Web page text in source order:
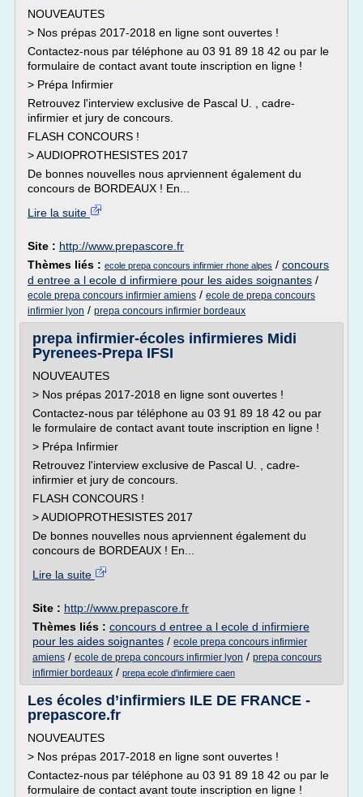
NOUVEAUTES
> Nos prépas 2017-2018 en ligne sont ouvertes !
Contactez-nous par téléphone au 03 91 89 18 42 ou par le
formulaire de contact avant toute inscription en ligne !
> Prépa Infirmier
Retrouvez l'interview exclusive de Pascal U. , cadre-
infirmier et jury de concours.
FLASH CONCOURS !
> AUDIOPROTHESISTES 2017
De bonnes nouvelles nous aprviennent également du
concours de BORDEAUX ! En...
Lire la suite
Site : http://www.prepascore.fr
Thèmes liés : ecole prepa concours infirmier rhone alpes / concours
d entree a l ecole d infirmiere pour les aides soignantes /
ecole prepa concours infirmier amiens / ecole de prepa concours
infirmier lyon / prepa concours infirmier bordeaux
prepa infirmier-écoles infirmieres Midi
Pyrenees-Prepa IFSI
NOUVEAUTES
> Nos prépas 2017-2018 en ligne sont ouvertes !
Contactez-nous par téléphone au 03 91 89 18 42 ou par
le formulaire de contact avant toute inscription en ligne !
> Prépa Infirmier
Retrouvez l'interview exclusive de Pascal U. , cadre-
infirmier et jury de concours.
FLASH CONCOURS !
> AUDIOPROTHESISTES 2017
De bonnes nouvelles nous aprviennent également du
concours de BORDEAUX ! En...
Lire la suite
Site : http://www.prepascore.fr
Thèmes liés : concours d entree a l ecole d infirmiere
pour les aides soignantes / ecole prepa concours infirmier
amiens / ecole de prepa concours infirmier lyon / prepa concours
infirmier bordeaux / prepa ecole d'infirmiere caen
Les écoles d’infirmiers ILE DE FRANCE -
prepascore.fr
NOUVEAUTES
> Nos prépas 2017-2018 en ligne sont ouvertes !
Contactez-nous par téléphone au 03 91 89 18 42 ou par le
formulaire de contact avant toute inscription en ligne !